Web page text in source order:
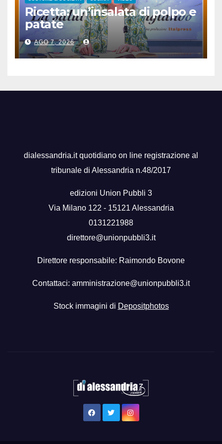
Ricetta: un’insalata di polpo e
patate
AGO 7, 2026
dialessandria.it quotidiano on line registrazione al
tribunale di Alessandria n.48/2017
edizioni Union Pubbli 3
Via Milano 122 - 15121 Alessandria
0131221988
direttore@unionpubbli3.it
Direttore responsabile: Raimondo Bovone
Contattaci: amministrazione@unionpubbli3.it
Stock immagini di Depositphotos